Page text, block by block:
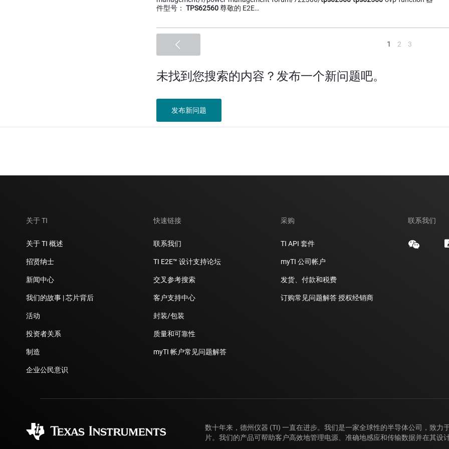
件型号： TPS62560尊敬的 E2E…
1 2 3
未找到您搜索的内容？发布一个新问题吧。
发布新问题
关于 TI
关于 TI 概述
招贤纳士
新闻中心
我们的故事 | 芯片背后
活动
投资者关系
制造
企业公民意识
快速链接
联系我们
TI E2E™ 设计支持论坛
交叉参考搜索
客户支持中心
封装/包装
质量和可靠性
myTI 帐户常见问题解答
采购
TI API 套件
myTI 公司帐户
发货、付款和税费
订购常见问题解答授权经销商
联系我们
数十年来，德州仪器 (TI) 一直在进步。我们是一家全球性的半导体公司，致力
片。我们的产品可帮助客户高效地管理电源、准确地感应和传输数据并在其设